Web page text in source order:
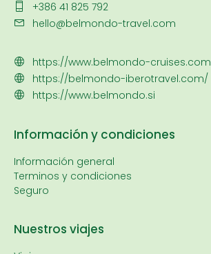
+386 41 825 792
hello@belmondo-travel.com
https://www.belmondo-cruises.com
https://belmondo-iberotravel.com/
https://www.belmondo.si
Información y condiciones
Información general
Terminos y condiciones
Seguro
Nuestros viajes